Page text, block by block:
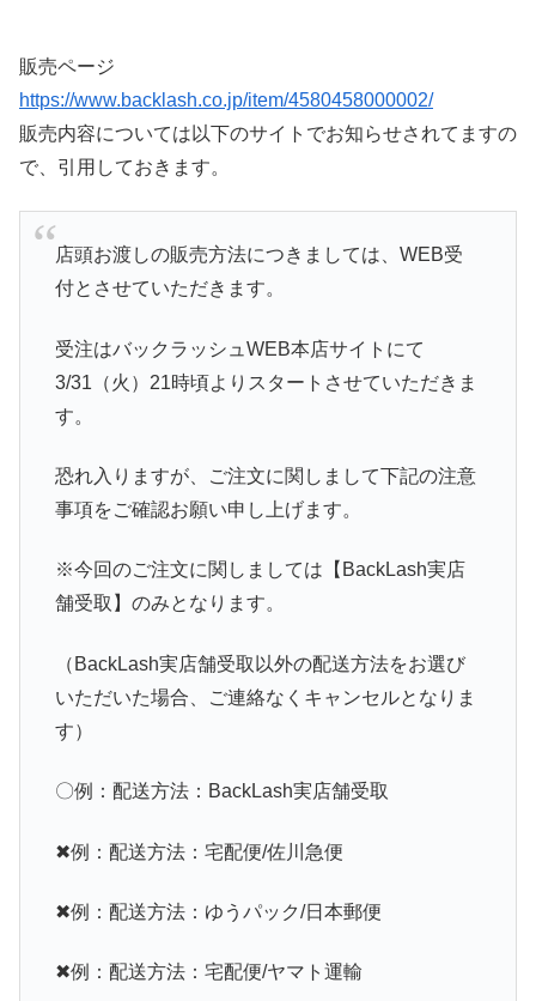
販売ページ
https://www.backlash.co.jp/item/4580458000002/
販売内容については以下のサイトでお知らせされてますの
で、引用しておきます。
店頭お渡しの販売方法につきましては、WEB受
付とさせていただきます。
受注はバックラッシュWEB本店サイトにて
3/31（火）21時頃よりスタートさせていただきま
す。
恐れ入りますが、ご注文に関しまして下記の注意
事項をご確認お願い申し上げます。
※今回のご注文に関しましては【BackLash実店
舗受取】のみとなります。
（BackLash実店舗受取以外の配送方法をお選び
いただいた場合、ご連絡なくキャンセルとなりま
す）
〇例：配送方法：BackLash実店舗受取
✖例：配送方法：宅配便/佐川急便
✖例：配送方法：ゆうパック/日本郵便
✖例：配送方法：宅配便/ヤマト運輸